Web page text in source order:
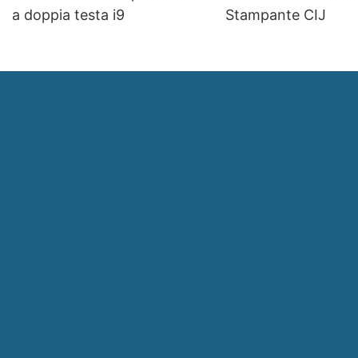
a doppia testa i9
Stampante CIJ